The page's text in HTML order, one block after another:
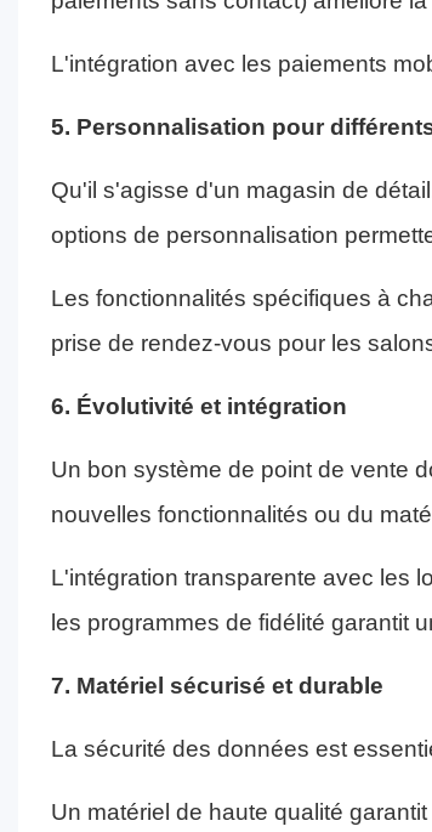
L'intégration avec les paiements
5. Personnalisation pour
Qu'il s'agisse d'un magasin de
options de personnalisation
Les fonctionnalités spécifiques à
prise de rendez-vous pour les
6. Évolutivité et intégration
Un bon système de point de vente
nouvelles fonctionnalités ou du
L'intégration transparente avec les
les programmes de fidélité garantit
7. Matériel sécurisé et durable
La sécurité des données est
Un matériel de haute qualité